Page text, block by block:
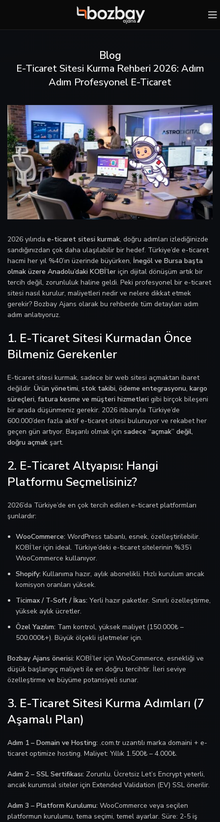
Blog
E-Ticaret Sitesi Kurma Rehberi 2026: Adım
Adım Profesyonel E-Ticaret
2026 yılında e-ticaret sitesi kurmak, doğru adımları izlediğinizde
sandığınızdan çok daha ulaşılabilir bir hedef. Türkiye’de e-ticaret
hacmi her yıl %40’ın üzerinde büyürken, İnegöl ve Bursa başta
olmak üzere Anadolu’daki KOBİ’ler için dijital dönüşüm artık bir
tercih değil, zorunluluk haline geldi. Peki profesyonel bir e-ticaret
sitesi nasıl kurulur, maliyetleri nedir ve nelere dikkat etmek
gerekir? Bozbay Ajans olarak bu rehberde tüm detayları adım
adım anlatıyoruz.
1. E-Ticaret Sitesi Kurmadan Önce
Bilmeniz Gerekenler
E-ticaret sitesi kurmak, sadece bir web sitesi açmaktan ibaret
değildir. Ürün yönetimi, stok takibi, ödeme entegrasyonu, kargo
süreçleri, fatura kesme ve müşteri hizmetleri gibi birçok bileşeni
bir arada düşünmeniz gerekir. 2026 itibarıyla Türkiye’de
600.000’den fazla aktif e-ticaret sitesi bulunuyor ve rekabet her
geçen gün artıyor. Başarılı olmak için sadece “açmak” değil,
doğru açmak şart.
2. E-Ticaret Altyapısı: Hangi
Platformu Seçmelisiniz?
2026’da Türkiye’de en çok tercih edilen e-ticaret platformları
şunlardır:
WooCommerce: WordPress tabanlı, esnek, özelleştirilebilir.
KOBİ’ler için ideal. Türkiye’deki e-ticaret sitelerinin %35’i
WooCommerce kullanıyor.
Shopify: Kullanıma hazır, aylık abonelikli. Hızlı kurulum ancak
komisyon oranları yüksek.
Ticimax / T-Soft / İkas: Yerli hazır paketler. Sınırlı özelleştirme,
yüksek aylık ücretler.
Özel Yazılım: Tam kontrol, yüksek maliyet (150.000₺ –
500.000₺+). Büyük ölçekli işletmeler için.
Bozbay Ajans önerisi: KOBİ’ler için WooCommerce, esnekliği ve
düşük başlangıç maliyeti ile en doğru tercihtir. İleri seviye
özelleştirme ve büyüme potansiyeli sunar.
3. E-Ticaret Sitesi Kurma Adımları (7
Aşamalı Plan)
Adım 1 – Domain ve Hosting: .com.tr uzantılı marka domaini + e-
ticaret optimize hosting. Maliyet: Yıllık 1.500₺ – 4.000₺.
Adım 2 – SSL Sertifikası: Zorunlu. Ücretsiz Let’s Encrypt yeterli,
ancak kurumsal siteler için Extended Validation (EV) SSL önerilir.
Adım 3 – Platform Kurulumu: WooCommerce veya seçilen
platformun kurulumu, tema seçimi, temel ayarlar. Süre: 2-5 iş